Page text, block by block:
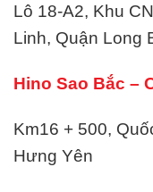
Lô 18-A2, Khu
Linh, Quận Long
Hino Sao Bắc –
Km16 + 500,
Hưng Yên